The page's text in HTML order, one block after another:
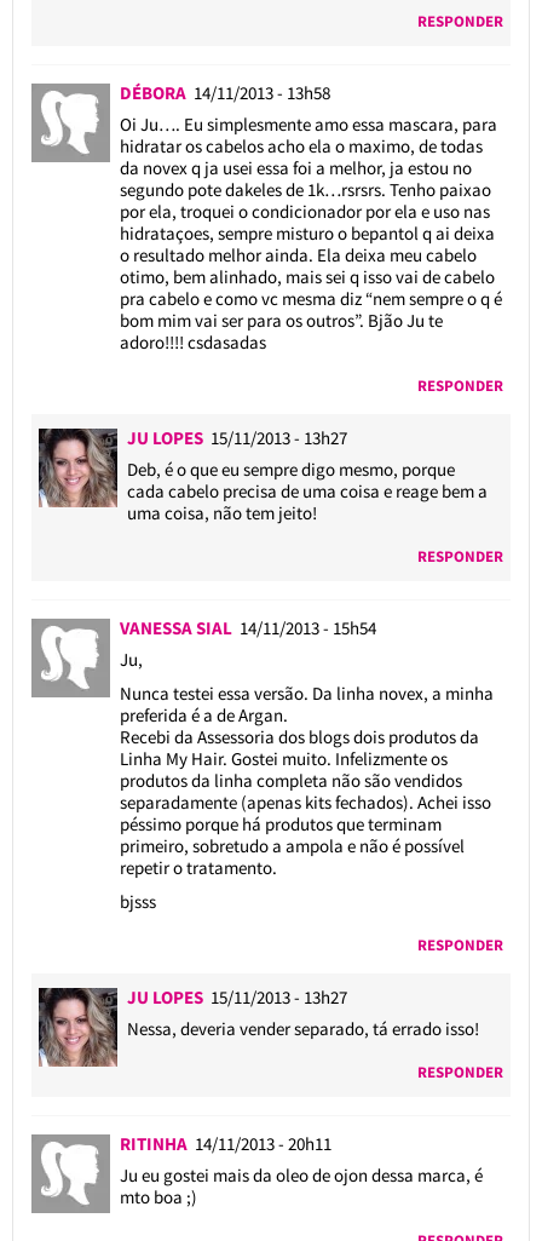
RESPONDER
DÉBORA 14/11/2013 - 13h58
Oi Ju…. Eu simplesmente amo essa mascara, para
hidratar os cabelos acho ela o maximo, de todas
da novex q ja usei essa foi a melhor, ja estou no
segundo pote dakeles de 1k…rsrsrs. Tenho paixao
por ela, troquei o condicionador por ela e uso nas
hidrataçoes, sempre misturo o bepantol q ai deixa
o resultado melhor ainda. Ela deixa meu cabelo
otimo, bem alinhado, mais sei q isso vai de cabelo
pra cabelo e como vc mesma diz “nem sempre o q é
bom mim vai ser para os outros”. Bjão Ju te
adoro!!!! csdasadas
RESPONDER
JU LOPES 15/11/2013 - 13h27
Deb, é o que eu sempre digo mesmo, porque
cada cabelo precisa de uma coisa e reage bem a
uma coisa, não tem jeito!
RESPONDER
VANESSA SIAL 14/11/2013 - 15h54
Ju,
Nunca testei essa versão. Da linha novex, a minha
preferida é a de Argan.
Recebi da Assessoria dos blogs dois produtos da
Linha My Hair. Gostei muito. Infelizmente os
produtos da linha completa não são vendidos
separadamente (apenas kits fechados). Achei isso
péssimo porque há produtos que terminam
primeiro, sobretudo a ampola e não é possível
repetir o tratamento.
bjsss
RESPONDER
JU LOPES 15/11/2013 - 13h27
Nessa, deveria vender separado, tá errado isso!
RESPONDER
RITINHA 14/11/2013 - 20h11
Ju eu gostei mais da oleo de ojon dessa marca, é
mto boa ;)